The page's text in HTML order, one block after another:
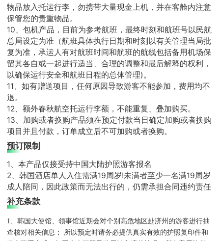
物品放入托运行李，勿携带大量现金上机，并在客舱内注意
保管您的贵重物品。
10、包机产品，目前为参考航班，最终时刻和航班号以民航
总局设定为准（航班具体执行日期和时刻以有关管理当局批
复为准，承运人有对航班时间和航班的航线包括备用机场保
留其各自或一起进行适当、合理的调整和最后解释的权利，
以确保运行安全和航班日程的总体管理)。
11、如有赠送项目，任何原因导致游客不能参加，费用均不
退。
12、额外春秋航空托运行李额，不能重复、叠加购买。
13、加购或者换购产品须在预定付款当日确定加购或者换购
项目并且付款，订单成立后不可加购或者换购。
预订限制
1、本产品仅接受持中国大陆护照游客报名
2、韩国酒店单人入住需满19周岁!未满者至少一名满19周岁
成人陪同，因此政策而无法出行的，仍需承担合同违约责任
补充条款
1、韩国大使馆、领事馆近期会对个别高危地区赴济州的游客进行抽
查核对相关信息； 所以预定时请务必提供真实有效的护照复印件和